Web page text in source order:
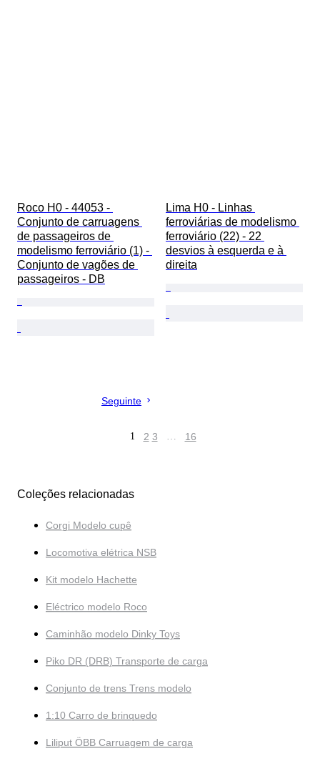
Roco H0 - 44053 -
Conjunto de carruagens
de passageiros de
modelismo ferroviário (1) -
Conjunto de vagões de
passageiros - DB
Lima H0 - Linhas
ferroviárias de modelismo
ferroviário (22) - 22
desvios à esquerda e à
direita
Seguinte
1 2 3 … 16
Coleções relacionadas
Corgi Modelo cupê
Locomotiva elétrica NSB
Kit modelo Hachette
Eléctrico modelo Roco
Caminhão modelo Dinky Toys
Piko DR (DRB) Transporte de carga
Conjunto de trens Trens modelo
1:10 Carro de brinquedo
Liliput ÖBB Carruagem de carga